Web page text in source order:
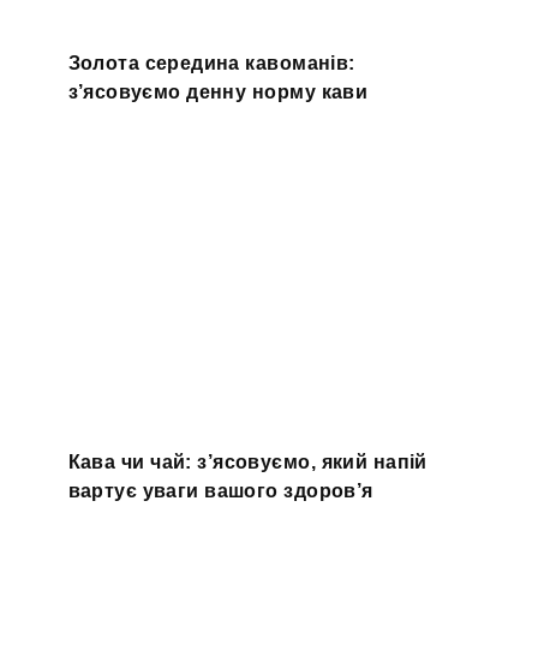
Золота середина кавоманів:
з’ясовуємо денну норму кави
Кава чи чай: з’ясовуємо, який напій
вартує уваги вашого здоров’я